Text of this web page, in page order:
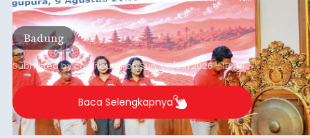
disampaikannya saat menghadiri Sarasehan
Pejuang Dialisis yang digelar RSD Mangusada di
Ruang Kertha Gosana, Puspem Badung, Minggu
(9/8/2026).
Badung
Submitted bycontributoronSun, 08/09/2026 - 18:44
Baca Selengkapnya